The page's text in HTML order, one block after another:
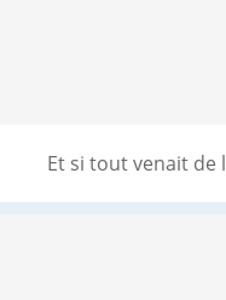
Et si tout venait de